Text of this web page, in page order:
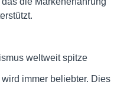
weltweit spitze
immer beliebter. Dies